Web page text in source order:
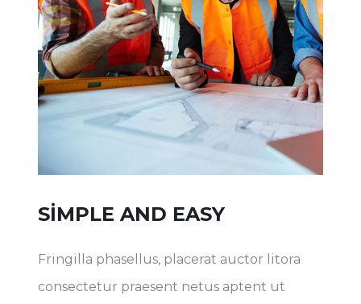
SIMPLE AND EASY
Fringilla phasellus, placerat auctor litora
consectetur praesent netus aptent ut